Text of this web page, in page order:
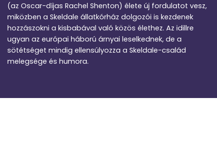
(az Oscar-díjas Rachel Shenton) élete új fordulatot vesz,
miközben a Skeldale állatkórház dolgozói is kezdenek
hozzászokni a kisbabával való közös élethez. Az idillre
ugyan az európai háború árnyai leselkednek, de a
sötétséget mindig ellensúlyozza a Skeldale-család
melegsége és humora.